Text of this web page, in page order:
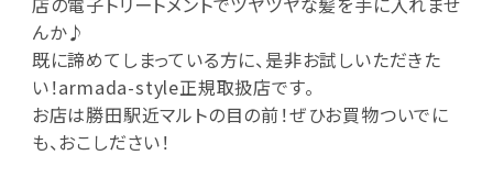
んか♪
既に諦めてしまっている方に、是非お試しいただきた
い！armada-style正規取扱店です。
お店は勝田駅近マルトの目の前！ぜひお買物ついでに
も、おこしださい！